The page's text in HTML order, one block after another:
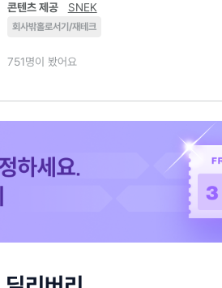
콘텐츠 제공 SNEK
회사밖홀로서기/재테크
751명이 봤어요